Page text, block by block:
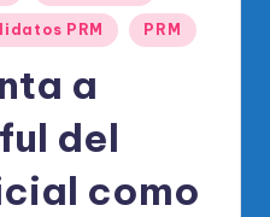
PRM PRM
a
del
como